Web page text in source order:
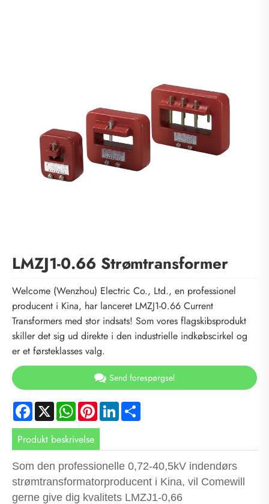
LMZJ1-0.66 Strømtransformer
Welcome (Wenzhou) Electric Co., Ltd., en professionel
producent i Kina, har lanceret LMZJ1-0.66 Current
Transformers med stor indsats! Som vores flagskibsprodukt
skiller det sig ud direkte i den industrielle indkøbscirkel og
er et førsteklasses valg.
Send forespørgsel
Facebook
X WhatsApp
PinterestLinkedIn
Produkt beskrivelse
Som den professionelle 0,72-40,5kV indendørs
strømtransformatorproducent i Kina, vil Comewill
gerne give dig kvalitets LMZJ1-0,66